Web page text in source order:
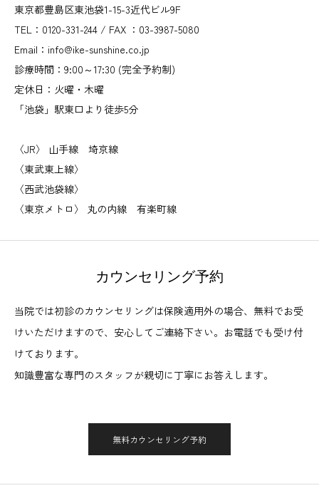
東京都豊島区東池袋1-15-3近代ビル9F
TEL：0120-331-244 / FAX ：03-3987-5080
Email：info@ike-sunshine.co.jp
診療時間：9:00～17:30 (完全予約制)
定休日：火曜・木曜
「池袋」駅東口より徒歩5分
〈JR〉 山手線 埼京線
〈東武東上線〉
〈西武池袋線〉
〈東京メトロ〉 丸の内線 有楽町線
カウンセリング予約
当院では初診のカウンセリングは保険適用外の場合、無料でお受
けいただけますので、安心してご連絡下さい。お電話でも受け付
けております。
知識豊富な専門のスタッフが親切に丁寧にお答えします。
無料カウンセリング予約